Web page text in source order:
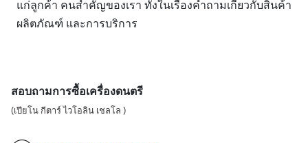
แก่ลูกค้า คนสำคัญของเรา ทั้งในเรื่องคำถามเกี่ยวกับสินค้า
ผลิตภัณฑ์ และการบริการ
สอบถามการซื้อเครื่องดนตรี
(เปียโน กีตาร์ ไวโอลิน เชลโล )